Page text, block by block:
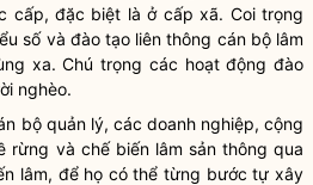
cấp, đặc biệt là ở cấp xã. Coi trọng
số và đào tạo liên thông cán bộ lâm
xa. Chú trọng các hoạt động đào
nghèo.
bộ quản lý, các doanh nghiệp, cộng
rừng và chế biến lâm sảnthông qua
lâm, để họ có thể từng bước tự xây